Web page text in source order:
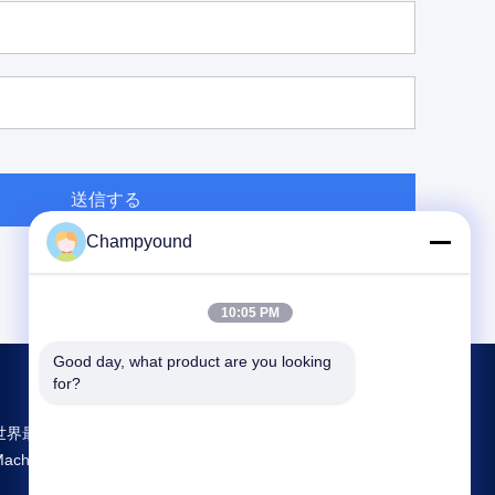
送信する
界最大規模の研究開発と生産 Hairpin Winding
中国のサプライヤー
Champyound
10:05 PM
Good day, what product are you looking
for?